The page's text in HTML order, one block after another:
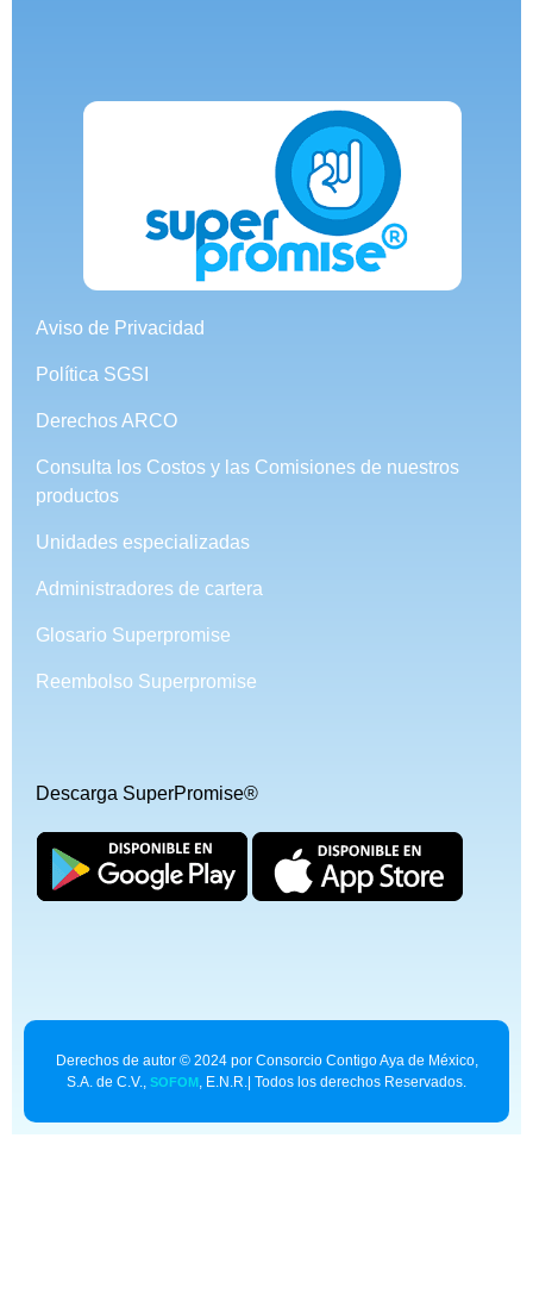
Aviso de Privacidad
Política SGSI
Derechos ARCO
Consulta los Costos y las Comisiones de nuestros
productos
Unidades especializadas
Administradores de cartera
Glosario Superpromise
Reembolso Superpromise
Descarga SuperPromise®
Derechos de autor © 2024 por Consorcio Contigo Aya de México,
S.A. de C.V., SOFOM , E.N.R.| Todos los derechos Reservados.